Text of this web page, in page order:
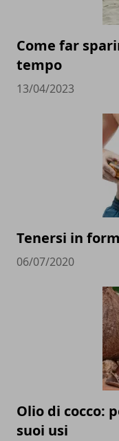
Come far
tempo
13/04/2023
Tenersi in
06/07/2020
Olio di cocco:
suoi usi